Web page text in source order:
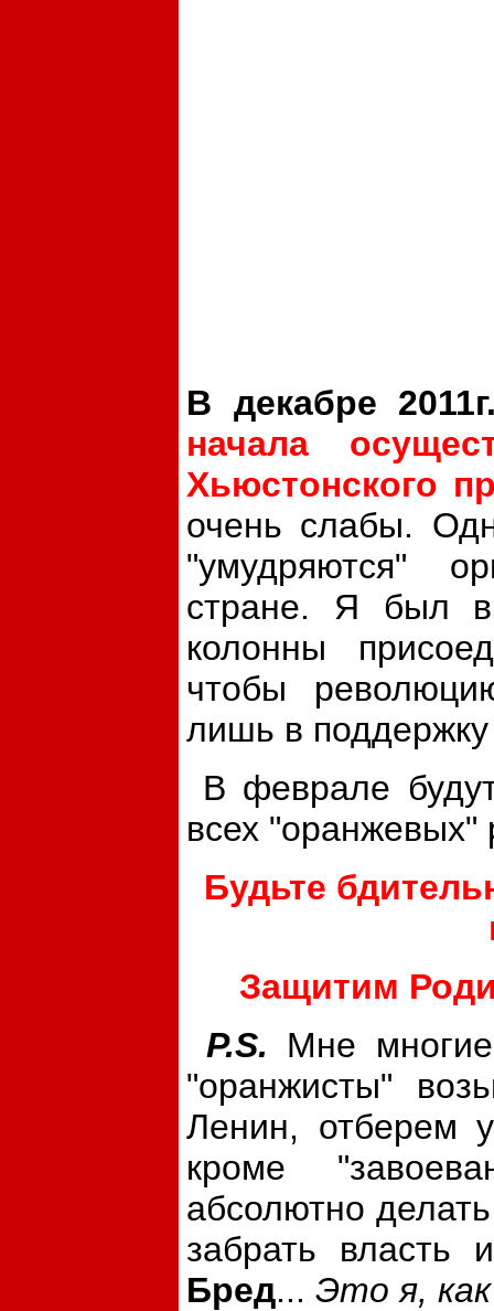
В декабре
начала
Хьюстонского
очень слабы.
"умудряются"
стране. Я был
колонны
чтобы
лишь в
В феврале
всех "оранжевых"
Будьте
Защитим
P.S. Мне
"оранжисты"
Ленин, отберем
кроме
абсолютно
забрать власть
Бред... Это я,